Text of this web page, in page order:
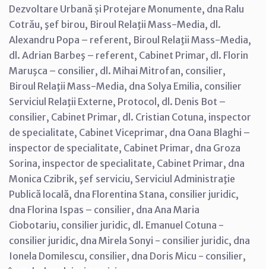
Dezvoltare Urbană și Protejare Monumente, dna Ralu
Cotrău, şef birou, Biroul Relaţii Mass-Media, dl.
Alexandru Popa – referent, Biroul Relaţii Mass-Media,
dl. Adrian Barbeş – referent, Cabinet Primar, dl. Florin
Maruşca – consilier, dl. Mihai Mitrofan, consilier,
Biroul Relaţii Mass-Media, dna Solya Emilia, consilier
Serviciul Relaţii Externe, Protocol, dl. Denis Bot –
consilier, Cabinet Primar, dl. Cristian Cotuna, inspector
de specialitate, Cabinet Viceprimar, dna Oana Blaghi –
inspector de specialitate, Cabinet Primar, dna Groza
Sorina, inspector de specialitate, Cabinet Primar, dna
Monica Czibrik, şef serviciu, Serviciul Administraţie
Publică locală, dna Florentina Stana, consilier juridic,
dna Florina Ispas – consilier, dna Ana Maria
Ciobotariu, consilier juridic, dl. Emanuel Cotuna -
consilier juridic, dna Mirela Sonyi - consilier juridic, dna
Ionela Domilescu, consilier, dna Doris Micu - consilier,